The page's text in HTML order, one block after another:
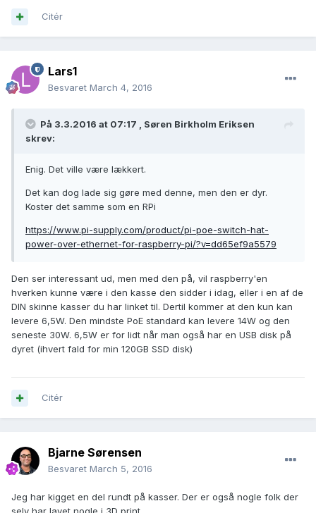
Citér
Lars1
Besvaret March 4, 2016
På 3.3.2016 at 07:17 , Søren Birkholm Eriksen
skrev:
Enig. Det ville være lækkert.
Det kan dog lade sig gøre med denne, men den er dyr.
Koster det samme som en RPi
https://www.pi-supply.com/product/pi-poe-switch-hat-
power-over-ethernet-for-raspberry-pi/?v=dd65ef9a5579
Den ser interessant ud, men med den på, vil raspberry'en
hverken kunne være i den kasse den sidder i idag, eller i en af de
DIN skinne kasser du har linket til. Dertil kommer at den kun kan
levere 6,5W. Den mindste PoE standard kan levere 14W og den
seneste 30W. 6,5W er for lidt når man også har en USB disk på
dyret (ihvert fald for min 120GB SSD disk)
Citér
Bjarne Sørensen
Besvaret March 5, 2016
Jeg har kigget en del rundt på kasser. Der er også nogle folk der